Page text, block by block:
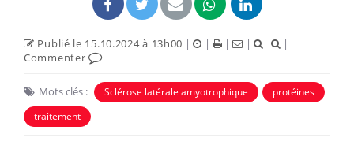
Publié le 15.10.2024 à 13h00 | | | |
|
Commenter
Mots clés : Sclérose latérale amyotrophique
protéines
traitement